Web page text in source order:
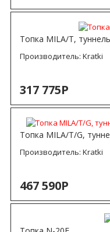
Топка MILA/T,
Производитель: Kratki
317 775Р
Топка MILA/T/G,
Производитель: Kratki
467 590Р